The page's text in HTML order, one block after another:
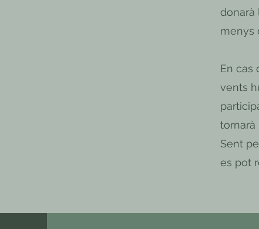
donarà
menys
En cas
vents
tornarà
Sent
es pot